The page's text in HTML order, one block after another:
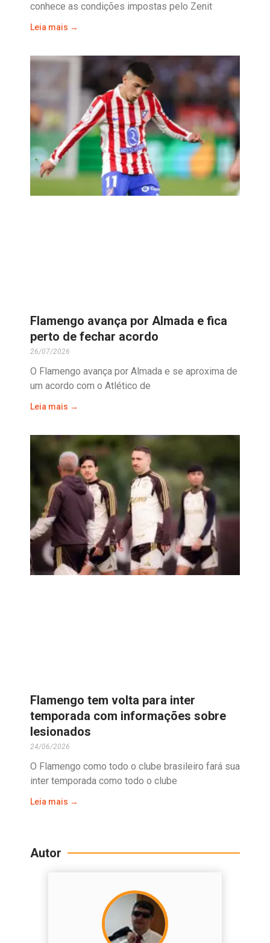
conhece as condições impostas pelo Zenit
Leia mais →
Flamengo avança por Almada e fica
perto de fechar acordo
26/07/2026
O Flamengo avança por Almada e se aproxima de
um acordo com o Atlético de
Leia mais →
Flamengo tem volta para inter
temporada com informações sobre
lesionados
24/06/2026
O Flamengo como todo o clube brasileiro fará sua
inter temporada como todo o clube
Leia mais →
Autor